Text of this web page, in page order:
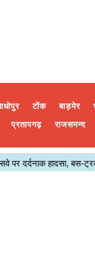
टोंक बाड़मेर
प्रतापगढ़ राजसमन्द